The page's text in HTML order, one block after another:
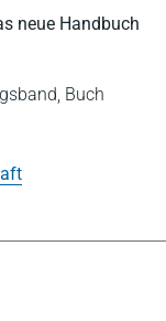
neue Handbuch
Buch